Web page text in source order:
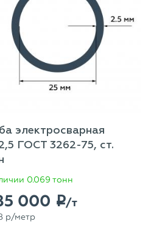
электросварная
ГОСТ 3262-75, ст.
0.069 тонн
000 p/т
p/метр